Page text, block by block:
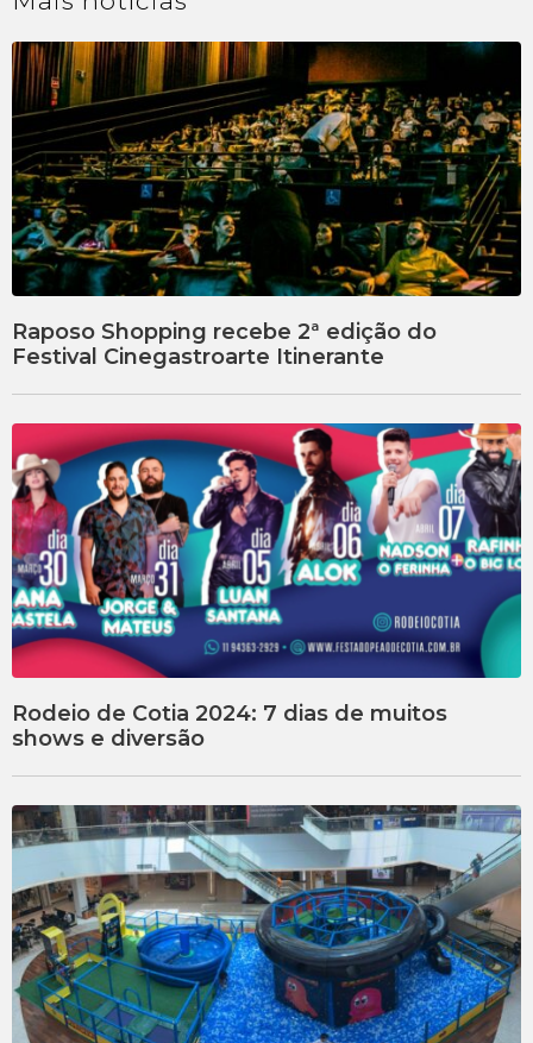
Raposo Shopping recebe 2ª edição do
Festival Cinegastroarte Itinerante
Rodeio de Cotia 2024: 7 dias de muitos
shows e diversão